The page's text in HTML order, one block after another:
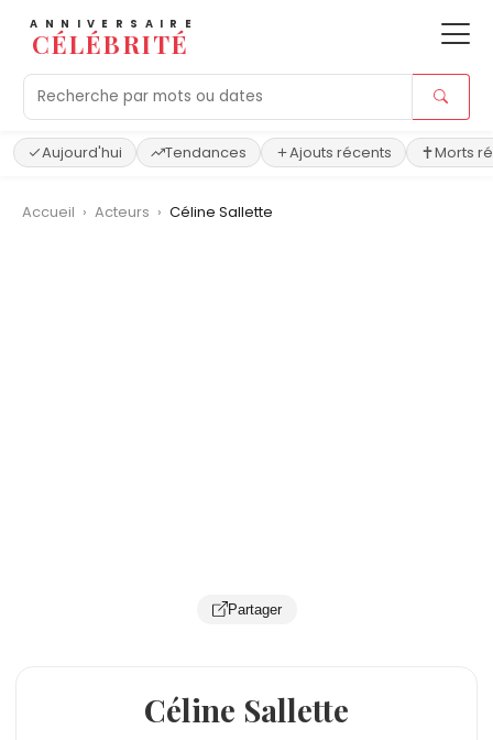
ANNIVERSAIRE
CÉLÉBRITÉ
Aujourd'hui Tendances Ajouts récents Morts
Accueil › Acteurs › Céline Sallette
Partager
Céline Sallette